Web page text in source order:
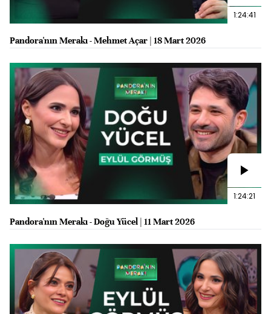
1:24:41
Pandora'nın Merakı - Mehmet Açar | 18 Mart 2026
1:24:21
Pandora'nın Merakı - Doğu Yücel | 11 Mart 2026